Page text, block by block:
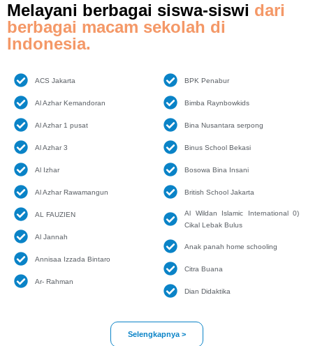
Melayani berbagai siswa-siswi dari
berbagai macam sekolah di
Indonesia.
ACS Jakarta
Al Azhar Kemandoran
Al Azhar 1 pusat
Al Azhar 3
Al Izhar
Al Azhar Rawamangun
AL FAUZIEN
Al Jannah
Annisaa Izzada Bintaro
Ar- Rahman
BPK Penabur
Bimba Raynbowkids
Bina Nusantara serpong
Binus School Bekasi
Bosowa Bina Insani
British School Jakarta
Al Wildan Islamic International 0)
Cikal Lebak Bulus
Anak panah home schooling
Citra Buana
Dian Didaktika
Selengkapnya >